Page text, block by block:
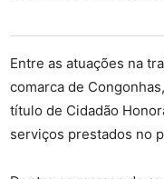
Entre as atuações na
comarca de
título de Cidadão
serviços prestados no